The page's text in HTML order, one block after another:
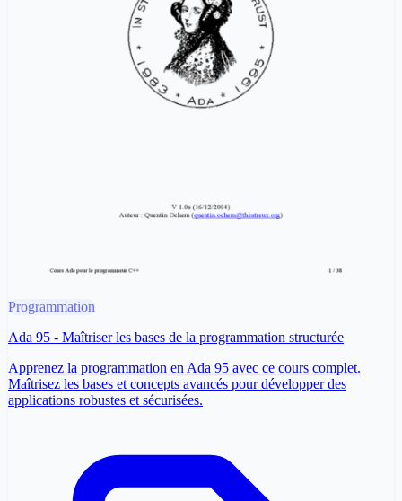
Programmation
Ada 95 - Maîtriser les bases de la programmation structurée
Apprenez la programmation en Ada 95 avec ce cours complet.
Maîtrisez les bases et concepts avancés pour développer des
applications robustes et sécurisées.